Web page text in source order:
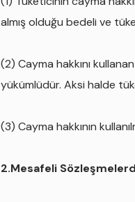
almış olduğu bedeli ve
(2) Cayma hakkını
yükümlüdür. Aksi halde
(3) Cayma hakkının
2.Mesafeli